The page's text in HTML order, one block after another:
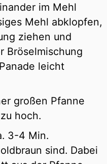
im Mehl
Mehl abklopfen,
ziehen und
Bröselmischung
leicht
großen Pfanne
hoch.
3-4 Min.
sind. Dabei